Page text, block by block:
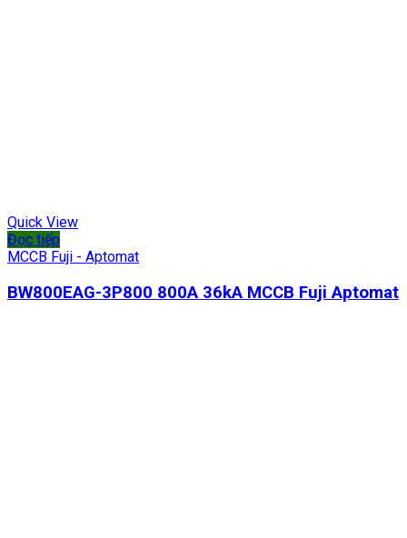
Quick View
Đọc tiếp
MCCB Fuji - Aptomat
BW800EAG-3P800 800A 36kA MCCB Fuji Aptomat